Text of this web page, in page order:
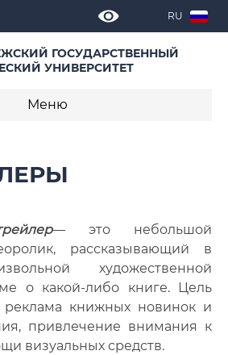
RU
ГОСУДАРСТВЕННЫЙ
УНИВЕРСИТЕТ
Меню
— это небольшой
рассказывающий в
художественной
о какой-либо книге. Цель
реклама книжных новинок и
привлечение внимания к
визуальных средств.